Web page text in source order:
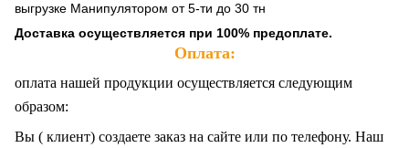
выгрузке Манипулятором от 5-ти до 30 тн
Доставка осуществляется при 100% предоплате.
Оплата:
оплата нашей продукции осуществляется следующим
образом:
Вы ( клиент) создаете заказ на сайте или по телефону. Наш